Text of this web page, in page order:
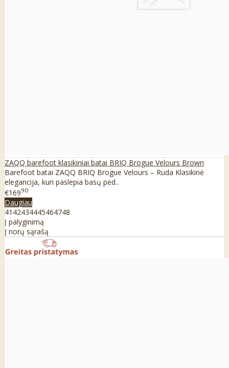
ZAQQ barefoot klasikiniai batai BRIQ Brogue Velours Brown
Barefoot batai ZAQQ BRIQ Brogue Velours – Ruda Klasikinė
elegancija, kuri paslepia basų pėd..
€16990
Daugiau
41 42434445464748
Į palyginimą
Į norų sąrašą